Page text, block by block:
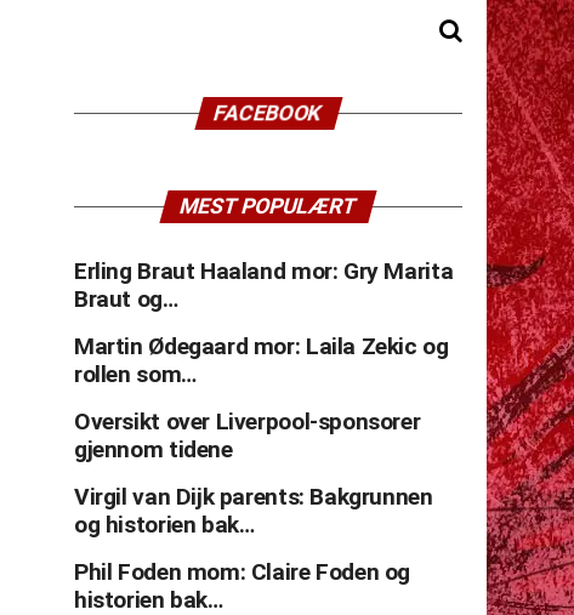
FACEBOOK
MEST POPULÆRT
Erling Braut Haaland mor: Gry Marita
Braut og…
Martin Ødegaard mor: Laila Zekic og
rollen som…
Oversikt over Liverpool-sponsorer
gjennom tidene
Virgil van Dijk parents: Bakgrunnen
og historien bak…
Phil Foden mom: Claire Foden og
historien bak…